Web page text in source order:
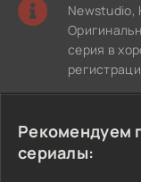
Newstudio,
серия в
Рекомендуем
сериалы: